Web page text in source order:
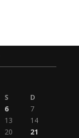
S
D
6
7
13
14
20
21